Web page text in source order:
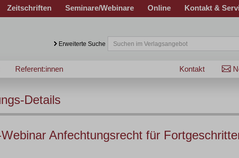
Zeitschriften Seminare/Webinare Online Kontakt &
Erweiterte Suche
Referent:innen Kontakt
Details
Anfechtungsrecht für